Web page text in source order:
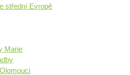
střední Evropě
Marie